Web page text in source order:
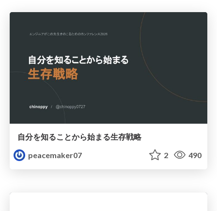
自分を知ることから始まる生存戦略
peacemaker07
2 490